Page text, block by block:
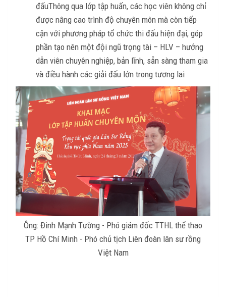
đấuThông qua lớp tập huấn, các học viên không chỉ
được nâng cao trình độ chuyên môn mà còn tiếp
cận với phương pháp tổ chức thi đấu hiện đại, góp
phần tạo nên một đội ngũ trọng tài – HLV – hướng
dẫn viên chuyên nghiệp, bản lĩnh, sẵn sàng tham gia
và điều hành các giải đấu lớn trong tương lai
Ông: Đinh Mạnh Tường - Phó giám đốc TTHL thể thao
TP Hồ Chí Minh - Phó chủ tịch Liên đoàn lân sư rồng
Việt Nam